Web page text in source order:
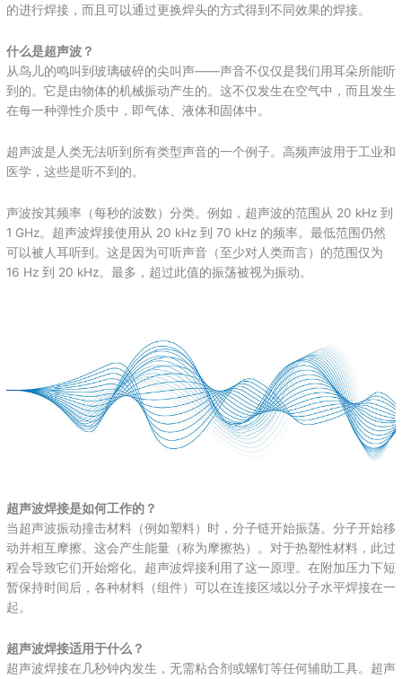
的进行焊接，而且可以通过更换焊头的方式得到不同效果的焊接。
什么是超声波？
从鸟儿的鸣叫到玻璃破碎的尖叫声——声音不仅仅是我们用耳朵所能听
到的。它是由物体的机械振动产生的。这不仅发生在空气中，而且发生
在每一种弹性介质中，即气体、液体和固体中。
超声波是人类无法听到所有类型声音的一个例子。高频声波用于工业和
医学，这些是听不到的。
声波按其频率（每秒的波数）分类。例如，超声波的范围从 20 kHz 到
1 GHz。超声波焊接使用从 20 kHz 到 70 kHz 的频率。最低范围仍然
可以被人耳听到。这是因为可听声音（至少对人类而言）的范围仅为
16 Hz 到 20 kHz。最多，超过此值的振荡被视为振动。
超声波焊接是如何工作的？
当超声波振动撞击材料（例如塑料）时，分子链开始振荡。分子开始移
动并相互摩擦。这会产生能量（称为摩擦热）。对于热塑性材料，此过
程会导致它们开始熔化。超声波焊接利用了这一原理。在附加压力下短
暂保持时间后，各种材料（组件）可以在连接区域以分子水平焊接在一
起。
超声波焊接适用于什么？
超声波焊接在几秒钟内发生，无需粘合剂或螺钉等任何辅助工具。超声